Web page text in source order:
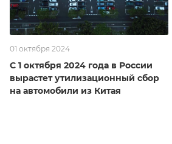
01 октября 2024
С 1 октября 2024 года в России
вырастет утилизационный сбор
на автомобили из Китая